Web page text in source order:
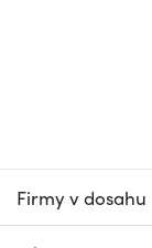
Firmy v dosahu